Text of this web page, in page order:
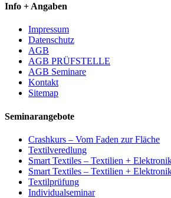
Info + Angaben
Impressum
Datenschutz
AGB
AGB PRÜFSTELLE
AGB Seminare
Kontakt
Sitemap
Seminarangebote
Crashkurs – Vom Faden zur Fläche
Textilveredlung
Smart Textiles – Textilien +
Smart Textiles – Textilien +
Textilprüfung
Individualseminar